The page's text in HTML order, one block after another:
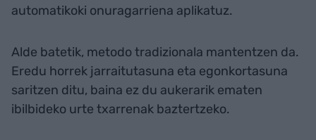
automatikoki onuragarriena aplikatuz.
Alde batetik, metodo tradizionala mantentzen da.
Eredu horrek jarraitutasuna eta egonkortasuna
saritzen ditu, baina ez du aukerarik ematen
ibilbideko urte txarrenak baztertzeko.